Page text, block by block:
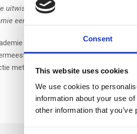
Consent
This website uses cookies
We use cookies to
information about your use
other information that
uitwisseling met de studenten. Hun
een levendige en hartverwarmende
is opgezet als kleinschalige
en gezel. Daarbij leren
met zijn of haar gezellen. Dus… lees en